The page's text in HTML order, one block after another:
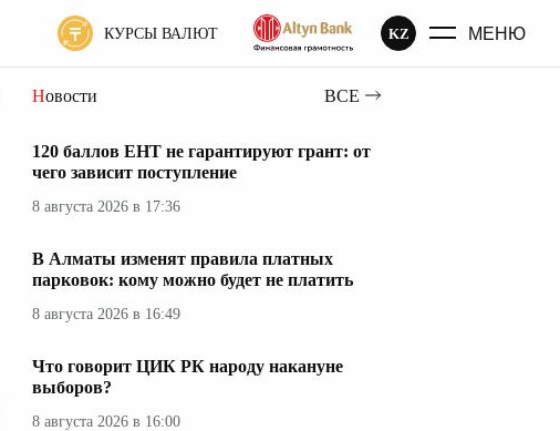
КУРСЫ ВАЛЮТ KZ МЕНЮ
Новости ВСЕ
120 баллов ЕНТ не гарантируют грант: от
чего зависит поступление
8 августа 2026 в 17:36
В Алматы изменят правила платных
парковок: кому можно будет не платить
8 августа 2026 в 16:49
Что говорит ЦИК РК народу накануне
выборов?
8 августа 2026 в 16:00